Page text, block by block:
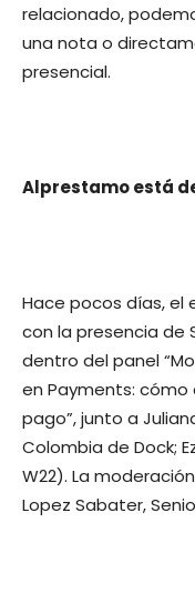
relacionado,
una nota o
presencial.
Alprestamo está
Hace pocos días, el
con la presencia de
dentro del panel
en Payments:
pago”, junto a
Colombia de Dock;
W22). La
Lopez Sabater,